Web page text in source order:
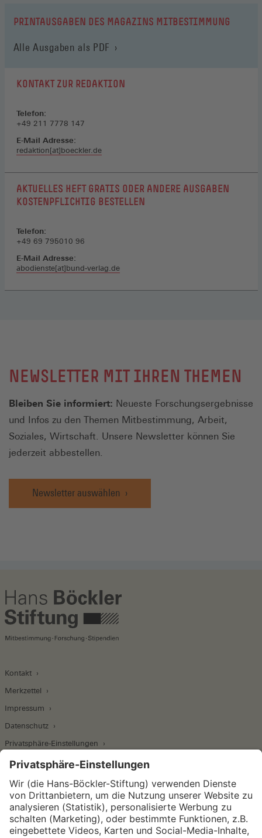
PRINTAUSGABEN DES MAGAZINS MITBESTIMMUNG
Alle Ausgaben als PDF
KONTAKT ZUR REDAKTION
Telefon:
+49 211 7778 147
E-Mail Adresse:
redaktion[at]boeckler.de
AKTUELLES HEFT GRATIS ODER ANDERE AUSGABEN
KOSTENPFLICHTIG BESTELLEN
Telefon:
+49 69 795010 96
E-Mail Adresse:
abodienste[at]bund-verlag.de
NEWSLETTER MIT IHREN THEMEN
Bleiben Sie informiert: Neueste Forschungsergebnisse
und Infos zu den Themen Mitbestimmung, Arbeit,
Soziales, Wirtschaft. Unsere Newsletter können Sie
jederzeit abbestellen.
Newsletter auswählen
Kontakt
Merkzettel
Impressum
Datenschutz
Privatsphäre-Einstellungen
Wirtschafts- und Sozialwissenschaftliches Institut